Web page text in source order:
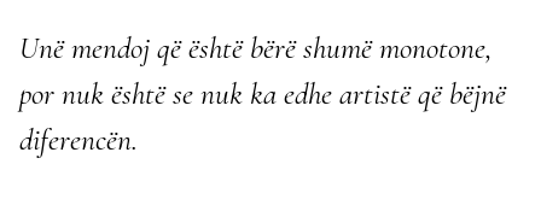
Unë mendoj që është bërë shumë monotone,
por nuk është se nuk ka edhe artistë që bëjnë
diferencën.